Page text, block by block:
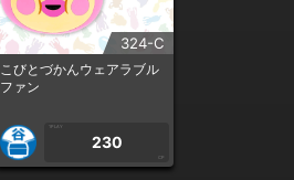
324-C
こびとづかんウェアラブル
ファン
1PLAY
230
CP